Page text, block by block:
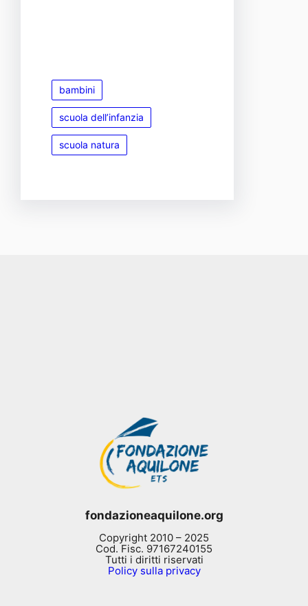
bambini
scuola dell’infanzia
scuola natura
fondazioneaquilone.org
Copyright 2010 – 2025
Cod. Fisc. 97167240155
Tutti i diritti riservati
Policy sulla privacy